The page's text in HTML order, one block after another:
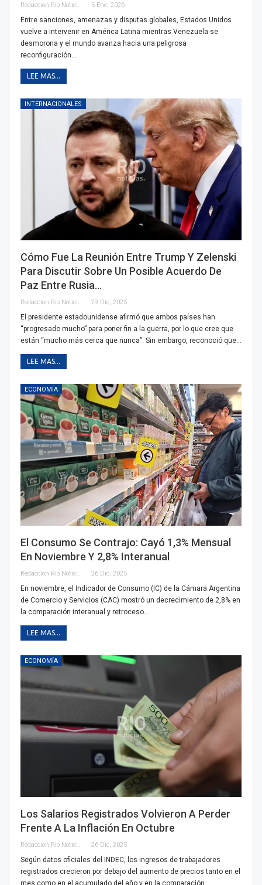
Redaccion Rio Noticias 5 Ene, 2026
Entre sanciones, amenazas y disputas globales, Estados Unidos
vuelve a intervenir en América Latina mientras Venezuela se
desmorona y el mundo avanza hacia una peligrosa
reconfiguración…
LEE MAS...
INTERNACIONALES
Cómo Fue La Reunión Entre Trump Y Zelenski
Para Discutir Sobre Un Posible Acuerdo De
Paz Entre Rusia…
Redaccion Rio Noticias 29 Dic, 2025
El presidente estadounidense afirmó que ambos países han
“progresado mucho” para poner fin a la guerra, por lo que cree que
están “mucho más cerca que nunca”. Sin embargo, reconoció que…
LEE MAS...
ECONOMÍA
El Consumo Se Contrajo: Cayó 1,3% Mensual
En Noviembre Y 2,8% Interanual
Redaccion Rio Noticias 26 Dic, 2025
En noviembre, el Indicador de Consumo (IC) de la Cámara Argentina
de Comercio y Servicios (CAC) mostró un decrecimiento de 2,8% en
la comparación interanual y retroceso…
LEE MAS...
ECONOMÍA
Los Salarios Registrados Volvieron A Perder
Frente A La Inflación En Octubre
26 Dic, 2025
Según datos oficiales del INDEC, los ingresos de trabajadores
registrados crecieron por debajo del aumento de precios tanto en el
mes como en el acumulado del año y en la comparación…